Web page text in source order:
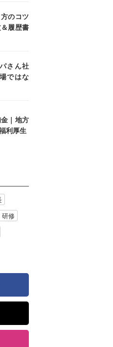
のコツ
履歴書
さん社
ではな
｜地方
利厚生
研修